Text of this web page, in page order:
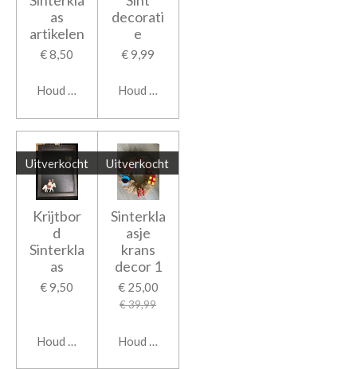
as
artikelen
€ 8,50
Houd mij op de hoogte
decorati
e
€ 9,99
Houd mij op de hoogte
Uitverkocht
Krijtbor
d
Sinterkla
as
€ 9,50
Houd mij op de hoogte
Uitverkocht
Sinterkla
asje
krans
decor 1
€ 25,00
€ 39,99
Houd mij op de hoogte